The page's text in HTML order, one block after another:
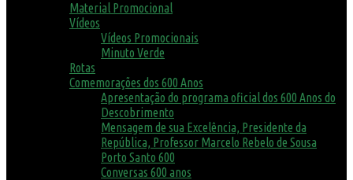
Material Promocional
Vídeos
Vídeos Promocionais
Minuto Verde
Rotas
Comemorações dos 600 Anos
Apresentação do programa oficial dos 600 Anos do
Descobrimento
Mensagem de sua Excelência, Presidente da
República, Professor Marcelo Rebelo de Sousa
Porto Santo 600
Conversas 600 anos